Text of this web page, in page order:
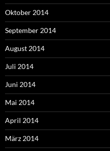
Oktober 2014
September 2014
August 2014
Juli 2014
Juni 2014
Mai 2014
April 2014
März 2014